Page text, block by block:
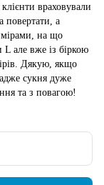
враховували
повертати, а
на що
але вже із біркою
Дякую, якщо
сукня дуже
та з повагою!